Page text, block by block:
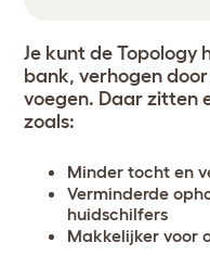
Je kunt de Topology
bank, verhogen door
voegen. Daar zitten
zoals:
Minder tocht en
Verminderde
huidschilfers
Makkelijker voor